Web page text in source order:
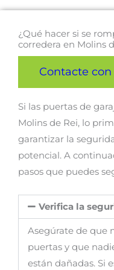
¿Qué hacer si se
corredera en Molins
Contacte
Si las puertas de
Molins de Rei, lo
garantizar la
potencial. A
pasos que puedes
Verifica la
Asegúrate de que
puertas y que
están dañadas. Si